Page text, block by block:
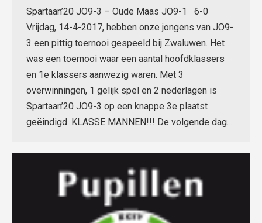
Spartaan’20 JO9-3 – Oude Maas JO9-1 6-0
Vrijdag, 14-4-2017, hebben onze jongens van JO9-
3 een pittig toernooi gespeeld bij Zwaluwen. Het
was een toernooi waar een aantal hoofdklassers
en 1e klassers aanwezig waren. Met 3
overwinningen, 1 gelijk spel en 2 nederlagen is
Spartaan’20 JO9-3 op een knappe 3e plaatst
geëindigd. KLASSE MANNEN!!! De volgende dag…